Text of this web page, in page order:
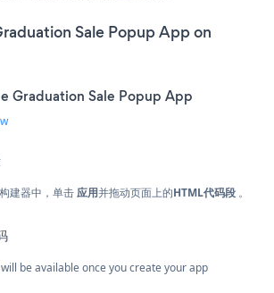
Sale Popup App on
Graduation Sale Popup App
建器中，单击应用并拖动页面上的HTML代码段 。
be available once you create your app